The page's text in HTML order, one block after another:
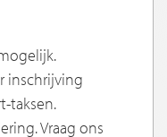
inschrijving
taksen.
Vraag ons